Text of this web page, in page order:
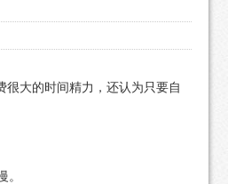
大的时间精力，还认为只要自